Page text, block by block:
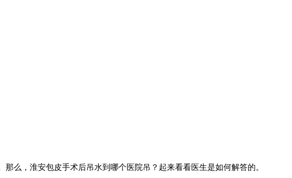
，淮安包皮手术后吊水到哪个医院吊？起来看看医生是如何解答的。